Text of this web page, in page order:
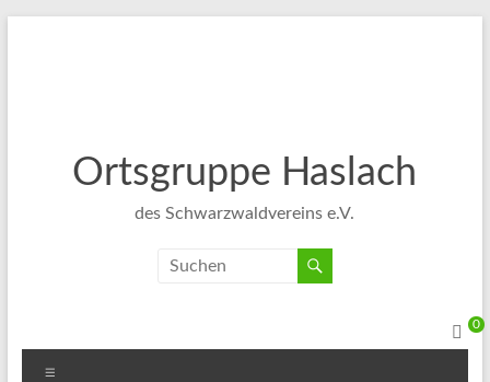
Ortsgruppe Haslach
des Schwarzwaldvereins e.V.
0